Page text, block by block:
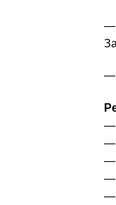
—
—
—
—
—
—
—